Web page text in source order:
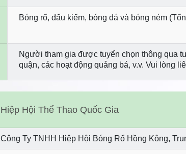
Bóng rổ, đấu kiếm, bóng đá và bóng ném
Người tham gia được tuyển chọn thông qua
quận, các hoạt động quảng bá, v.v. Vui lòng
Hiệp Hội Thể Thao Quốc Gia
Công Ty TNHH Hiệp Hội Bóng Rổ Hồng Kông,